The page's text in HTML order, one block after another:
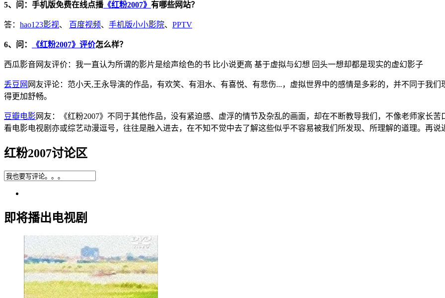
5、问：手机版免费在线点播《红粉2007》 有哪些网站？
答： hao123影视、 百度视频、 手机版小小影院、 PPTV
6、问： 《红粉2007》评价怎么样？
西瓜影音网友评价：我一直认为所谓的影片是绘声绘色的书 比小说更高 基于虚拟与幻想 回头一想却都是现实的虚幻影子
丢豆网 网友评论：范小天,王永导演的作品，有欢笑、有泪水、有喜悦、有悲伤...，虚拟世界中的感情是多彩的，并不同于我
得更加舒畅。
豆瓣电影网友：《红粉2007》不同于其他作品，没有紧迫感、虚浮的情节及杂乱的画面，却在不断教导我们，不像老师家长
看电影电视剧亦或综艺动漫逗号，往往是融入进去，在不知不觉中去了解这些似乎不容易被我们所发现、所理解的道理。再说
红粉2007讨论区
即将播出电视剧